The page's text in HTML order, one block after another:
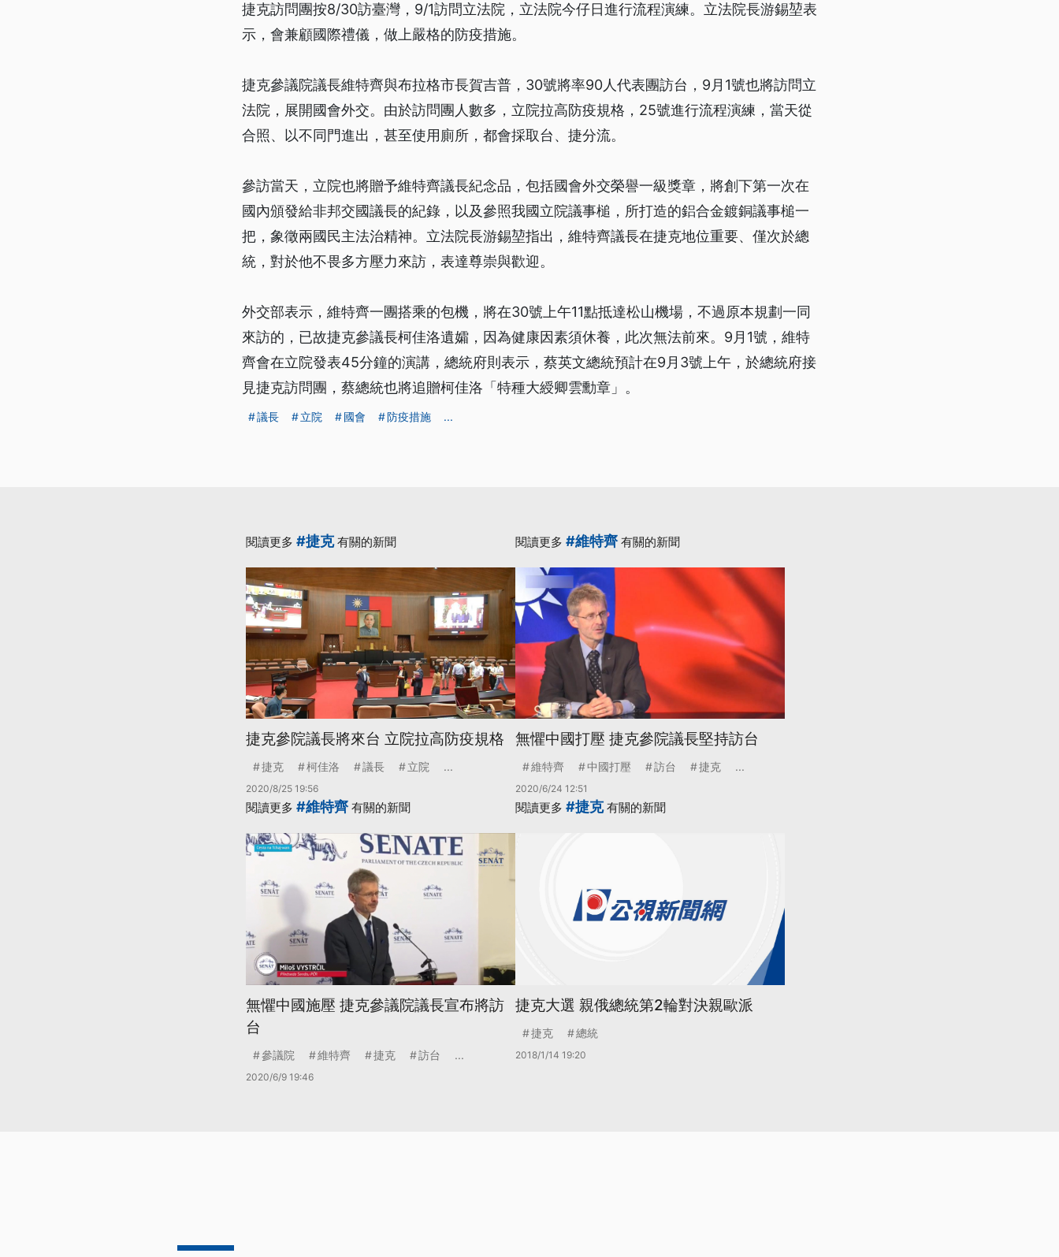
捷克訪問團按8/30訪臺灣，9/1訪問立法院，立法院今仔日進行流程演練。立法院長游錫堃表
示，會兼顧國際禮儀，做上嚴格的防疫措施。
捷克參議院議長維特齊與布拉格市長賀吉普，30號將率90人代表團訪台，9月1號也將訪問立
法院，展開國會外交。由於訪問團人數多，立院拉高防疫規格，25號進行流程演練，當天從
合照、以不同門進出，甚至使用廁所，都會採取台、捷分流。
參訪當天，立院也將贈予維特齊議長紀念品，包括國會外交榮譽一級獎章，將創下第一次在
國內頒發給非邦交國議長的紀錄，以及參照我國立院議事槌，所打造的鋁合金鍍銅議事槌一
把，象徵兩國民主法治精神。立法院長游錫堃指出，維特齊議長在捷克地位重要、僅次於總
統，對於他不畏多方壓力來訪，表達尊崇與歡迎。
外交部表示，維特齊一團搭乘的包機，將在30號上午11點抵達松山機場，不過原本規劃一同
來訪的，已故捷克參議長柯佳洛遺孀，因為健康因素須休養，此次無法前來。9月1號，維特
齊會在立院發表45分鐘的演講，總統府則表示，蔡英文總統預計在9月3號上午，於總統府接
見捷克訪問團，蔡總統也將追贈柯佳洛「特種大綬卿雲勳章」。
議長 立院 國會 防疫措施 ...
閱讀更多 #捷克有關的新聞
捷克參院議長將來台 立院拉高防疫規格
捷克 柯佳洛 議長 立院 ...
2020/8/25 19:56
閱讀更多 #維特齊 有關的新聞
無懼中國打壓 捷克參院議長堅持訪台
維特齊 中國打壓 訪台 捷克 ...
2020/6/24 12:51
閱讀更多 #維特齊 有關的新聞
無懼中國施壓 捷克參議院議長宣布將訪
台
參議院 維特齊 捷克 訪台 ...
2020/6/9 19:46
閱讀更多 #捷克有關的新聞
捷克大選 親俄總統第2輪對決親歐派
捷克 總統
2018/1/14 19:20